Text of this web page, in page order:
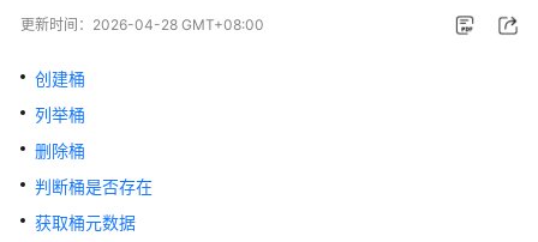
动
务
公
告
产
更新时间： 2026-04-28 GMT+08:00
创建桶
列举桶
删除桶
判断桶是否存在
获取桶元数据